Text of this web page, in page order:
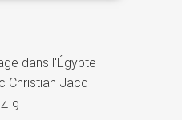
dans l'Égypte
Christian Jacq
9